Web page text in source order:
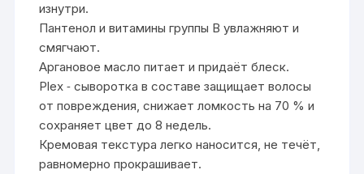
изнутри.
Пантенол и витамины группы B увлажняют и
смягчают.
Аргановое масло питает и придаёт блеск.
Plex ‑ сыворотка в составе защищает волосы
от повреждения, снижает ломкость на 70 % и
сохраняет цвет до 8 недель.
Кремовая текстура легко наносится, не течёт,
равномерно прокрашивает.